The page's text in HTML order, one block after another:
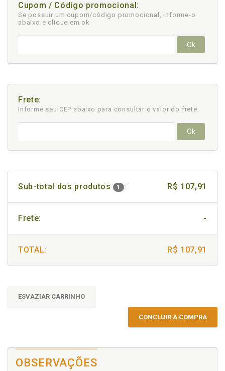
Cupom / Código promocional:
Se possuir um cupom/código promocional, informe-o
abaixo e clique em ok
Ok
Frete:
Informe seu CEP abaixo para consultar o valor do frete.
Ok
Sub-total dos produtos 1 : R$ 107,91
Frete: -
TOTAL: R$ 107,91
ESVAZIAR CARRINHO
CONCLUIR A COMPRA
OBSERVAÇÕES